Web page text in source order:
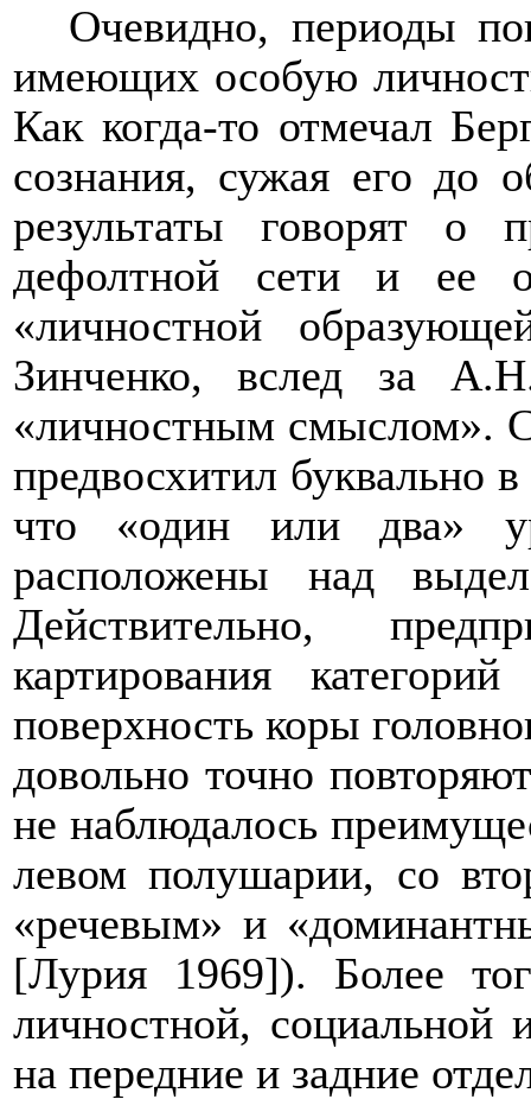
Очевидно, периоды
имеющих особую
Как когда-то отмечал
сознания, сужая его до
результаты говорят о
дефолтной сети и ее
«личностной
Зинченко, вслед за
«личностным смыслом».
предвосхитил буквально
что «один или два»
расположены над
Действительно,
картирования
поверхность коры
довольно точно
не наблюдалось
левом полушарии, со
«речевым» и
[Лурия 1969]). Более
личностной, социальной
на передние и задние